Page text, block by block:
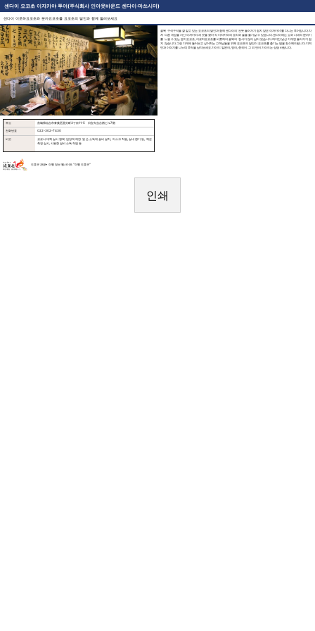
센다이 요코초 이자카야 투어(주식회사 인아웃바운드 센다이·마쓰시마)
센다이 이로하요코초와 분카요코초를 요코초의 달인과 함께 둘러보세요
골목 구석구석을 잘 알고 있는 요코초의 달인과 함께 센다이의 ‘선뜻 들어가기 쉽지 않은 이자카야’를 다니는 투어입니다.각
자 다른 개성을 지닌 이자카야 세 곳을 찾아 각 이자카야의 요리와 술을 즐기실 수 있습니다.센다이에는 쇼와 시대의 분위기
를 느낄 수 있는 분카요코초, 이로하요코초를 비롯하여 골목의 정서가 많이 남아 있습니다.하지만 낯선 가게엔 들어가기 쉽
지 않습니다.그런 가게에 들러보고 싶어하는 고객님들을 위해 요코초의 달인이 요코초를 즐기는 법을 전수해드립니다.지역
민과 이야기를 나누며 추억을 남겨보세요.가이드: 일본어, 영어, 중국어. 그 외 언어 가이드는 상담 바랍니다.
주소 宮城県仙台市青葉区国分町3丁目11-5 日宝勾当台西ビル7階
전화번호 022-302-7430
비고
코로나 대책 실시 항목: 입장객 제한 및 손 소독제 설비 설치, 마스크 착용, 실내 환기 등, 체온
측정 실시, 사용한 설비 소독 작업 등
도호쿠 관광• 여행 정보 웹사이트 “여행 도호쿠“
인쇄